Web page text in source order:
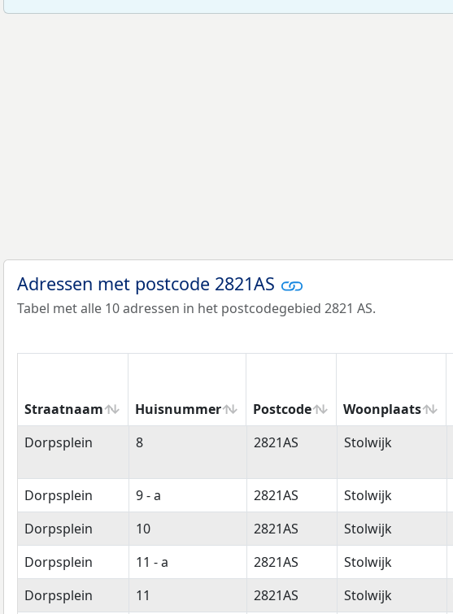
Adressen met postcode 2821AS
Tabel met alle 10 adressen in het postcodegebied 2821 AS.
Straatnaam Huisnummer Postcode Woonplaats
Straatnaam
Huisnummer Postcode Woonplaats
Dorpsplein 8 2821AS Stolwijk
Dorpsplein 9 - a 2821AS Stolwijk
Dorpsplein
10 2821AS Stolwijk
Dorpsplein
11 - a 2821AS Stolwijk
Dorpsplein
11 2821AS Stolwijk